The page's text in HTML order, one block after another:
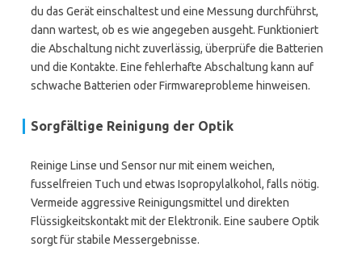
du das Gerät einschaltest und eine Messung durchführst,
dann wartest, ob es wie angegeben ausgeht. Funktioniert
die Abschaltung nicht zuverlässig, überprüfe die Batterien
und die Kontakte. Eine fehlerhafte Abschaltung kann auf
schwache Batterien oder Firmwareprobleme hinweisen.
Sorgfältige Reinigung der Optik
Reinige Linse und Sensor nur mit einem weichen,
fusselfreien Tuch und etwas Isopropylalkohol, falls nötig.
Vermeide aggressive Reinigungsmittel und direkten
Flüssigkeitskontakt mit der Elektronik. Eine saubere Optik
sorgt für stabile Messergebnisse.